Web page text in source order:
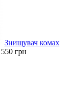
Знищувач комах
грн